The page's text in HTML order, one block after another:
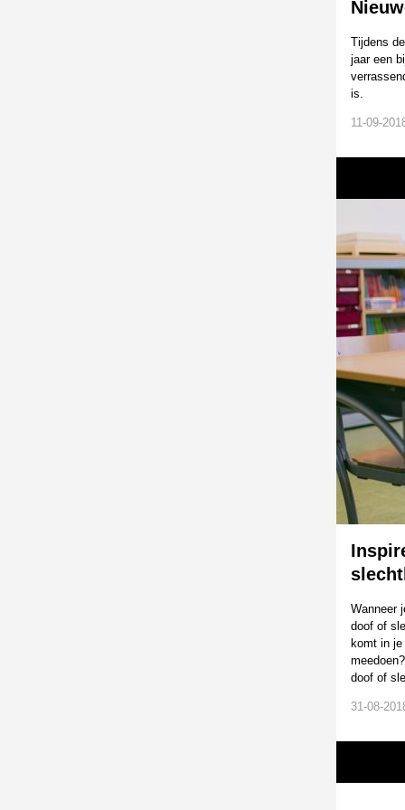
Tijdens
jaar een
is.
11-09-
Wanneer
doof of
komt in
doof of
31-08-